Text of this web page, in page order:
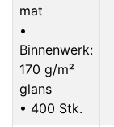
mat
•
Binnenwerk:
170 g/m²
glans
• 400 Stk.